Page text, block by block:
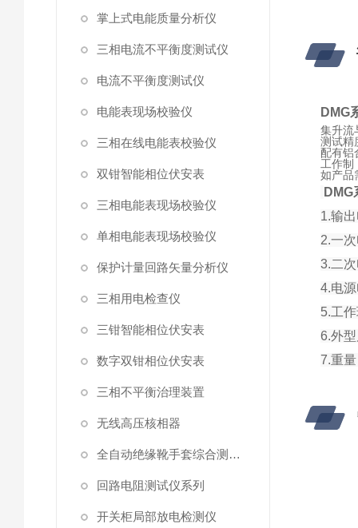
掌上式电能质量分析仪
三相电流不平衡度测试仪
电流不平衡度测试仪
电能表现场校验仪
三相在线电能表校验仪
双钳智能相位伏安表
三相电能表现场校验仪
单相电能表现场校验仪
保护计量回路矢量分析仪
三相用电检查仪
三钳智能相位伏安表
数字双钳相位伏安表
三相不平衡治理装置
无线高压核相器
全自动绝缘靴手套综合测试仪
回路电阻测试仪系列
开关柜局部放电检测仪
DMG
集升流
测试精
配有铝
工作制
如产品
1.输
2.一
3.二
4.电
5.工
6.外
7.重